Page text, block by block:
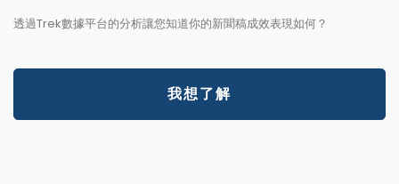
透過Trek數據平台的分析讓您知道你的新聞稿成效表現如何？
我想了解